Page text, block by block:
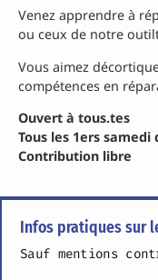
Venez apprendre à
ou ceux de notre
Vous aimez
compétences en
Ouvert à tous.tes
Tous les 1ers samedi
Contribution libre
Infos pratiques sur
Sauf mentions